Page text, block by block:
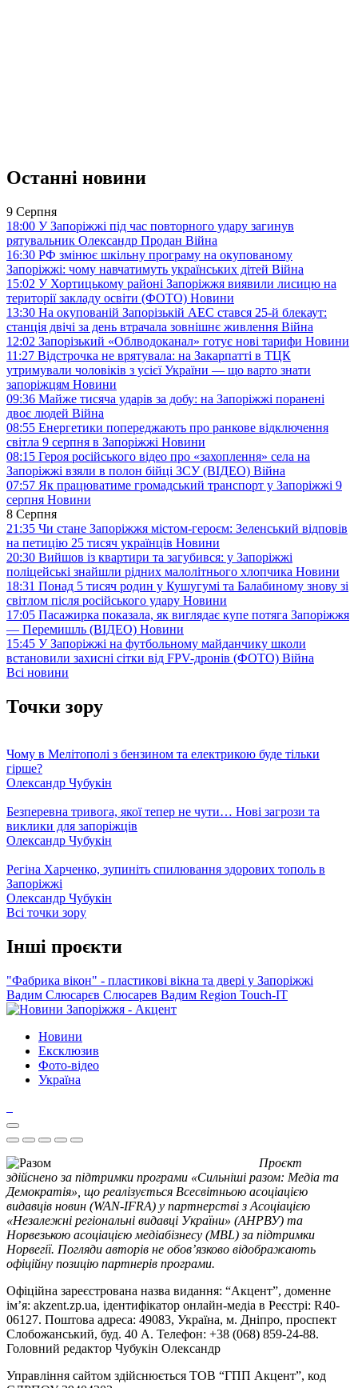
Останні новини
9 Серпня
18:00 У Запоріжжі під час повторного удару загинув
рятувальник Олександр Продан Війна
16:30 РФ змінює шкільну програму на окупованому
Запоріжжі: чому навчатимуть українських дітей Війна
15:02 У Хортицькому районі Запоріжжя виявили лисицю на
території закладу освіти (ФОТО) Новини
13:30 На окупованій Запорізькій АЕС стався 25-й блекаут:
станція двічі за день втрачала зовнішнє живлення Війна
12:02 Запорізький «Облводоканал» готує нові тарифи Новини
11:27 Відстрочка не врятувала: на Закарпатті в ТЦК
утримували чоловіків з усієї України — що варто знати
запоріжцям Новини
09:36 Майже тисяча ударів за добу: на Запоріжжі поранені
двоє людей Війна
08:55 Енергетики попереджають про ранкове відключення
світла 9 серпня в Запоріжжі Новини
08:15 Героя російського відео про «захоплення» села на
Запоріжжі взяли в полон бійці ЗСУ (ВІДЕО) Війна
07:57 Як працюватиме громадський транспорт у Запоріжжі 9
серпня Новини
8 Серпня
21:35 Чи стане Запоріжжя містом-героєм: Зеленський відповів
на петицію 25 тисяч українців Новини
20:30 Вийшов із квартири та загубився: у Запоріжжі
поліцейські знайшли рідних малолітнього хлопчика Новини
18:31 Понад 5 тисяч родин у Кушугумі та Балабиному знову зі
світлом після російського удару Новини
17:05 Пасажирка показала, як виглядає купе потяга Запоріжжя
— Перемишль (ВІДЕО) Новини
15:45 У Запоріжжі на футбольному майданчику школи
встановили захисні сітки від FPV-дронів (ФОТО) Війна
Всі новини
Точки зору
Чому в Мелітополі з бензином та електрикою буде тільки
гірше?
Олександр Чубукін
Безперевна тривога, якої тепер не чути… Нові загрози та
виклики для запоріжців
Олександр Чубукін
Регіна Харченко, зупиніть спилювання здорових тополь в
Запоріжжі
Олександр Чубукін
Всі точки зору
Інші проєкти
"Фабрика вікон" - пластикові вікна та двері у Запоріжжі
Вадим Слюсарєв Слюсарев Вадим Region Touch-IT
Новини
Ексклюзив
Фото-відео
Україна
Проєкт
здійснено за підтримки програми «Сильніші разом: Медіа та
Демократія», що реалізується Всесвітньою асоціацією
видавців новин (WAN-IFRA) у партнерстві з Асоціацією
«Незалежні регіональні видавці України» (АНРВУ) та
Норвезькою асоціацією медіабізнесу (MBL) за підтримки
Норвегії. Погляди авторів не обов’язково відображають
офіційну позицію партнерів програми.
Офіційна зареєстрована назва видання: “Акцент”, доменне
ім’я: akzent.zp.ua, ідентифікатор онлайн-медіа в Реєстрі: R40-
06127. Поштова адреса: 49083, Україна, м. Дніпро, проспект
Слобожанський, буд. 40 А. Телефон: +38 (068) 859-24-88.
Головний редактор Чубукін Олександр
Управління сайтом здійснюється ТОВ “ГПП Акцент”, код